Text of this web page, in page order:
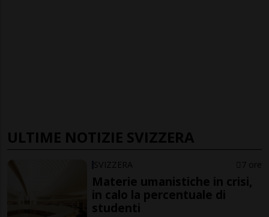
ULTIME NOTIZIE SVIZZERA
SVIZZERA 7 ore
Materie umanistiche in crisi,
in calo la percentuale di
studenti